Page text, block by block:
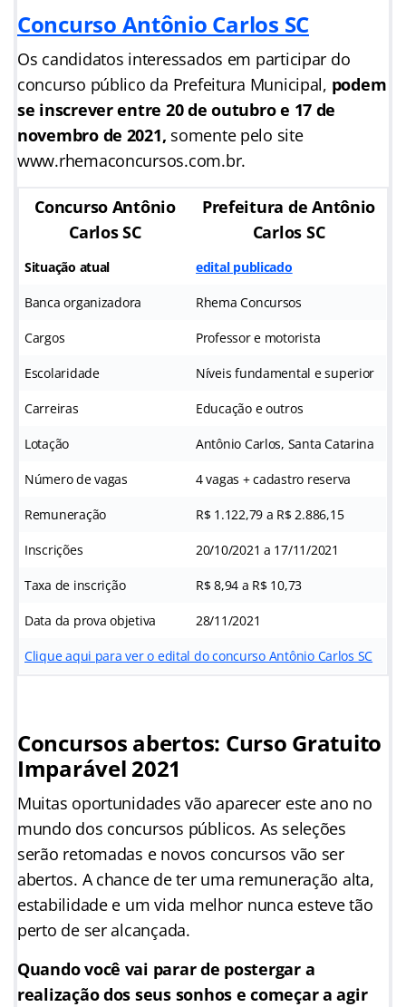
Concurso Antônio Carlos SC
Os candidatos interessados em participar do
concurso público da Prefeitura Municipal, podem
se inscrever entre 20 de outubro e 17 de
novembro de 2021, somente pelo site
www.rhemaconcursos.com.br.
Concurso Antônio
Carlos SC
Prefeitura de Antônio
Carlos SC
Situação atual edital publicado
Banca organizadora Rhema Concursos
Cargos Professor e motorista
Escolaridade Níveis fundamental e superior
Carreiras Educação e outros
Lotação Antônio Carlos, Santa Catarina
Número de vagas 4 vagas + cadastro reserva
Remuneração R$ 1.122,79 a R$ 2.886,15
Inscrições 20/10/2021 a 17/11/2021
Taxa de inscrição R$ 8,94 a R$ 10,73
Data da prova objetiva 28/11/2021
Clique aqui para ver o edital do concurso Antônio Carlos SC
Concursos abertos: Curso Gratuito
Imparável 2021
Muitas oportunidades vão aparecer este ano no
mundo dos concursos públicos. As seleções
serão retomadas e novos concursos vão ser
abertos. A chance de ter uma remuneração alta,
estabilidade e um vida melhor nunca esteve tão
perto de ser alcançada.
Quando você vai parar de postergar a
realização dos seus sonhos e começar a agir